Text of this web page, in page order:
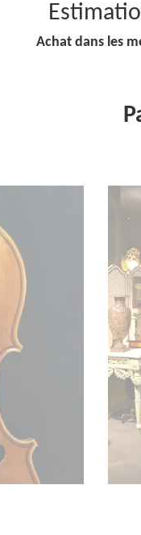
Achat dans les